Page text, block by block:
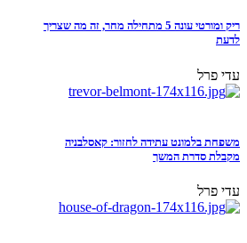
ריק ומורטי עונה 5 מתחילה מחר, זה מה שצריך
לדעת
עדי פרל
משפחת בלמונט עתידה לחזור: קאסלבניה
מקבלת סדרת המשך
עדי פרל